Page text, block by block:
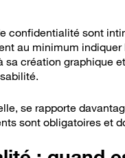
confidentialité sont
au minimum
création graphique
se rapporte
sont obligatoires et